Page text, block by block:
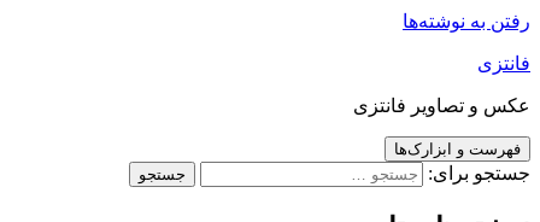
رفتن به نوشته‌ها
فانتزی
عکس و تصاویر فانتزی
فهرست و ابزارک‌ها
جستجو برای: